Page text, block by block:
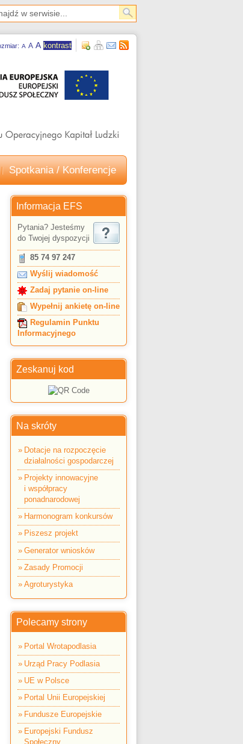
A A A kontrast
Spotkania / Konferencje
Informacja EFS
Pytania? Jesteśmy
do Twojej dyspozycji
85 74 97 247
Wyślij wiadomość
Zadaj pytanie on-line
Wypełnij ankietę on-line
Regulamin Punktu
Informacyjnego
Zeskanuj kod
Na skróty
Dotacje na rozpoczęcie
działalności gospodarczej
Projekty innowacyjne
i współpracy
ponadnarodowej
Harmonogram konkursów
Piszesz projekt
Generator wniosków
Zasady Promocji
Agroturystyka
Polecamy strony
Portal Wrotapodlasia
Urząd Pracy Podlasia
UE w Polsce
Portal Unii Europejskiej
Fundusze Europejskie
Europejski Fundusz
Społeczny